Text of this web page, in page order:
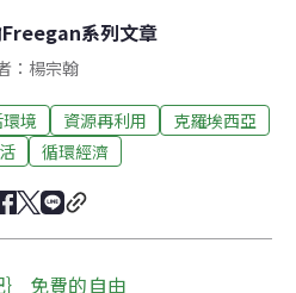
系列文章
：楊宗翰
境 資源再利用
克羅埃西亞
循環經濟
｝ 免費的自由